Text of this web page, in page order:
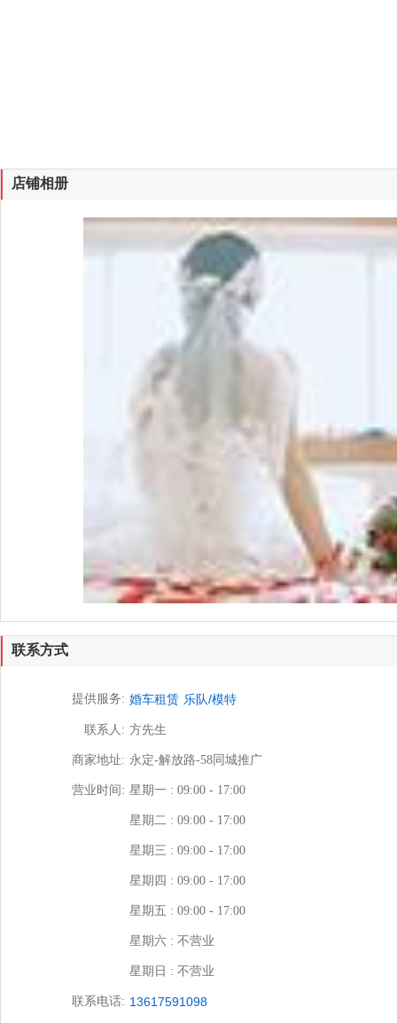
店铺相册
联系方式
提供服务: 婚车租赁 乐队/模特
联系人: 方先生
商家地址: 永定-解放路-58同城推广
营业时间: 星期一 : 09:00 - 17:00
星期二 : 09:00 - 17:00
星期三 : 09:00 - 17:00
星期四 : 09:00 - 17:00
星期五 : 09:00 - 17:00
星期六 : 不营业
星期日 : 不营业
联系电话: 13617591098